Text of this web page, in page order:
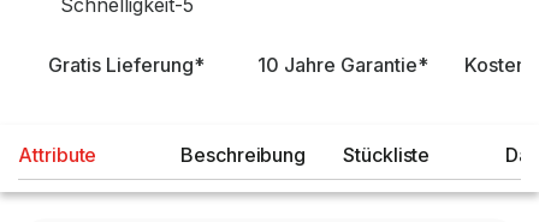
Gratis Lieferung* 10 Jahre Garantie*
Attribute Beschreibung Stückliste